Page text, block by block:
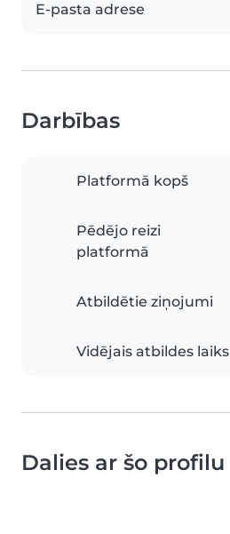
E-pasta adrese
Darbības
Platformā kopš
Pēdējo reizi
platformā
Atbildētie ziņojumi
Vidējais atbildes laiks
Dalies ar šo profilu